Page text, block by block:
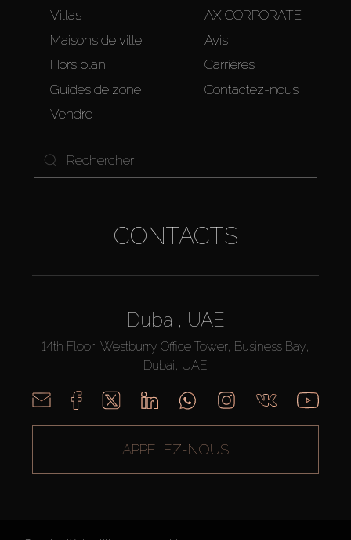
Villas
Maisons de ville
Hors plan
Guides de zone
Vendre
AX CORPORATE
Avis
Carrières
Contactez-nous
CONTACTS
Dubai, UAE
14th Floor, Westburry Office Tower, Business Bay,
Dubai, UAE
APPELEZ-NOUS